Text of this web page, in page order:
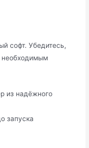
софт. Убедитесь,
необходимым
из надёжного
запуска